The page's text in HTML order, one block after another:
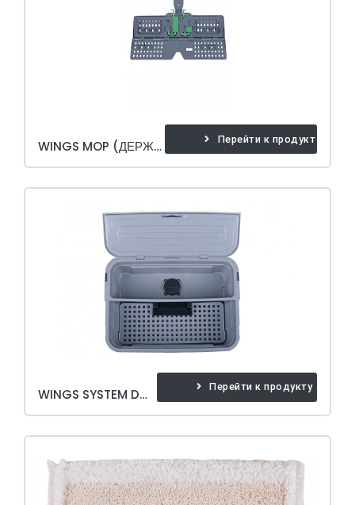
WINGS MOP (ДЕРЖАТЕЛЬ) 40 CM Перейти к продукту
WINGS SYSTEM DOSAGE BOX Перейти к продукту